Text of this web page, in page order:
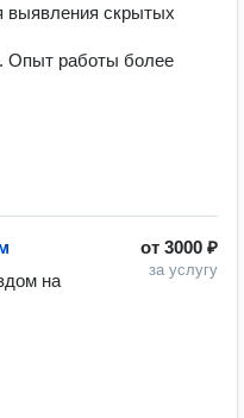
выявления скрытых
Опыт работы более
от 3000 ₽
за услугу
на